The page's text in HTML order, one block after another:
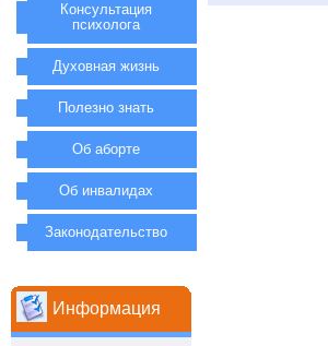
Консультация
психолога
Духовная жизнь
Полезно знать
Об аборте
Об инвалидах
Законодательство
Информация